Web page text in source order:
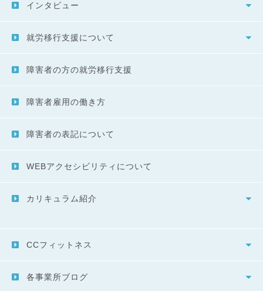
インタビュー
就労移行支援について
障害者の方の就労移行支援
障害者雇用の働き方
障害者の表記について
WEBアクセシビリティについて
カリキュラム紹介
CCフィットネス
各事業所ブログ